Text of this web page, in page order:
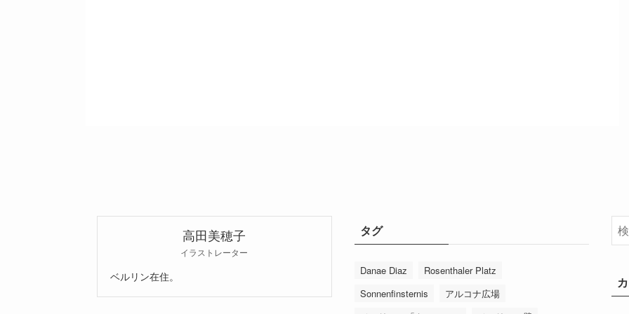
高田美穂子
イラストレーター
ベルリン在住。
タグ
Danae Diaz
Rosenthaler Platz
Sonnenfinsternis
アルコナ広場